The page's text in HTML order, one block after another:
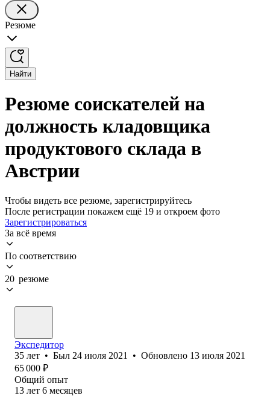
Резюме
Найти
Резюме соискателей на
должность кладовщика
продуктового склада в
Австрии
Чтобы видеть все резюме, зарегистрируйтесь
После регистрации покажем ещё 19 и откроем фото
Зарегистрироваться
За всё время
По соответствию
20 резюме
Экспедитор
35 лет • Был 24 июля 2021 • Обновлено 13 июля 2021
65 000 ₽
Общий опыт
13 лет 6 месяцев